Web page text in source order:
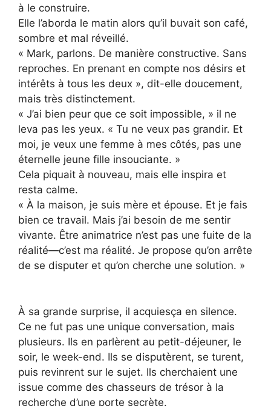
à le construire.
Elle l’aborda le matin alors qu’il buvait son café,
sombre et mal réveillé.
« Mark, parlons. De manière constructive. Sans
reproches. En prenant en compte nos désirs et
intérêts à tous les deux », dit-elle doucement,
mais très distinctement.
« J’ai bien peur que ce soit impossible, » il ne
leva pas les yeux. « Tu ne veux pas grandir. Et
moi, je veux une femme à mes côtés, pas une
éternelle jeune fille insouciante. »
Cela piquait à nouveau, mais elle inspira et
resta calme.
« À la maison, je suis mère et épouse. Et je fais
bien ce travail. Mais j’ai besoin de me sentir
vivante. Être animatrice n’est pas une fuite de la
réalité—c’est ma réalité. Je propose qu’on arrête
de se disputer et qu’on cherche une solution. »
À sa grande surprise, il acquiesça en silence.
Ce ne fut pas une unique conversation, mais
plusieurs. Ils en parlèrent au petit-déjeuner, le
soir, le week-end. Ils se disputèrent, se turent,
puis revinrent sur le sujet. Ils cherchaient une
issue comme des chasseurs de trésor à la
recherche d’une porte secrète.